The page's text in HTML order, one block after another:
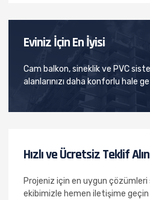
Eviniz İçin En İyisi
Cam balkon, sineklik ve PVC
alanlarınızı daha konforlu hale
Hızlı ve Ücretsiz Teklif Alın
Projeniz için en uygun
ekibimizle hemen iletişime